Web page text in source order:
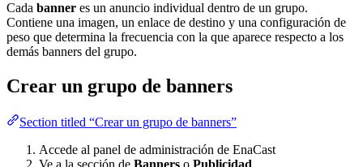
Cada banner es un anuncio individual dentro de un grupo.
Contiene una imagen, un enlace de destino y una configuración de
peso que determina la frecuencia con la que aparece respecto a los
demás banners del grupo.
Crear un grupo de banners
Section titled “Crear un grupo de banners”
Accede al panel de administración de EnaCast